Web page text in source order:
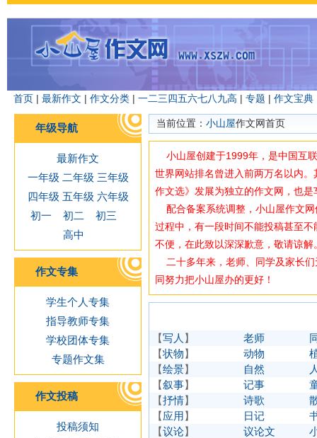
首页 | 最新作文 | 作文分类 | 一二三四五六七八九高 | 专题 | 作文宝典
年级导航
最新作文
一年级 二年级 三年级
四年级 五年级 六年级
初一
初二
初三
高中
作文专集
学生个人专集
指导教师专集
学校团体专集
专题作文集
作文投稿
投稿须知
当前位置： 小山屋作文网首页
小山屋创建于1999年，是中国互
世界网站排名曾进入前两万名以内
作文选》发展为独立的作文网，也
配合备案系统调整，小山屋作文网
过程中，有一段时间不能投稿甚至
不便，在此致以深深歉意，敬请谅解
二十多年来，老师、同学及家长们
同努力把小山屋办的更好！
【写人 】 老师
【状物】 动物
【绘景】 自然
【叙事】 记事
【抒情】 诗歌
【应用】 日记
【议论】 议论文